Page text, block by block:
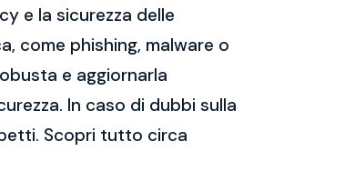
e la sicurezza delle
come phishing, malware o
e aggiornarla
In caso di dubbi sulla
Scopri tutto circa